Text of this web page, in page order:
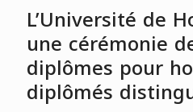
L’Université de
une cérémonie
diplômes pour
diplômés